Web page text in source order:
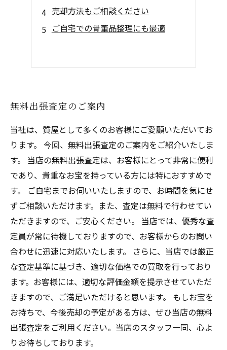
売却方法もご相談ください
ご自宅での骨董品整理にも最適
無料出張査定のご案内
当社は、質屋として多くのお客様にご愛顧いただいてお
ります。 今回、無料出張査定のご案内をご紹介いたしま
す。 当店の無料出張査定は、お客様にとって非常に便利
であり、貴重なお宝を持っている方には特におすすめで
す。 ご自宅までお伺いいたしますので、お時間を気にせ
ずご相談いただけます。また、査定は無料で行わせてい
ただきますので、ご安心ください。 当店では、優秀な査
定員が常に待機しておりますので、お客様からのお問い
合わせに迅速に対応いたします。 さらに、当店では厳正
な査定基準に基づき、適切な価格での買取を行っており
ます。お客様には、適切な評価金額を提示させていただ
きますので、ご満足いただけると思います。 もしお宝を
お持ちで、今後売却の予定がある方は、ぜひ当店の無料
出張査定をご利用ください。当店のスタッフ一同、心よ
りお待ちしております。